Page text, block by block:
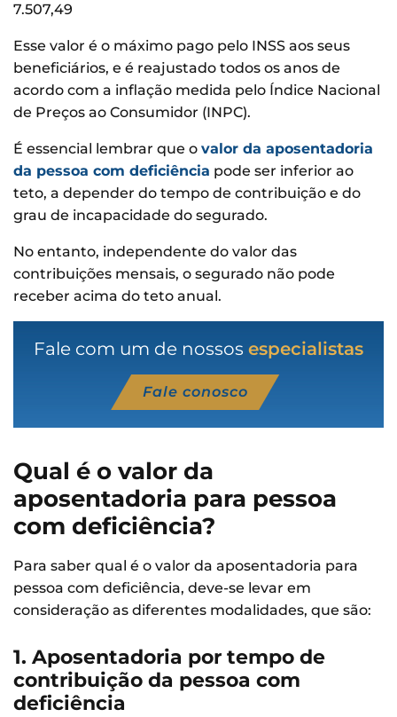
7.507,49
Esse valor é o máximo pago pelo INSS aos seus
beneficiários, e é reajustado todos os anos de
acordo com a inflação medida pelo Índice Nacional
de Preços ao Consumidor (INPC).
É essencial lembrar que o valor da aposentadoria
da pessoa com deficiência pode ser inferior ao
teto, a depender do tempo de contribuição e do
grau de incapacidade do segurado.
No entanto, independente do valor das
contribuições mensais, o segurado não pode
receber acima do teto anual.
Fale com um de nossos especialistas
Fale conosco
Qual é o valor da
aposentadoria para pessoa
com deficiência?
Para saber qual é o valor da aposentadoria para
pessoa com deficiência, deve-se levar em
consideração as diferentes modalidades, que são:
1. Aposentadoria por tempo de
contribuição da pessoa com
deficiência